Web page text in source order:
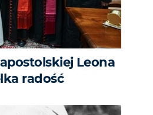
Leona
radość